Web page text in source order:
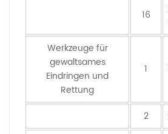
16
Werkzeuge für
gewaltsames
Eindringen und
Rettung
1
2